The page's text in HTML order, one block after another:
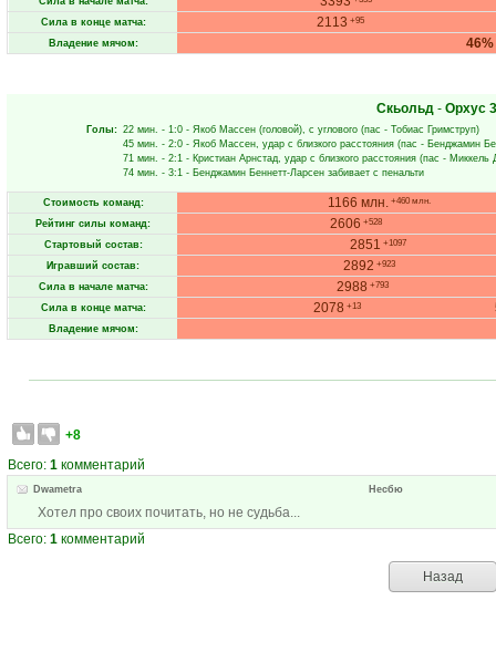
Сила в конце матча: 2113 +95
Владение мячом: 46%
Скьольд - Орхус
Голы: 22 мин. - 1:0 - Якоб Массен (головой), с углового (пас - Тобиас Гримструп)
45 мин. - 2:0 - Якоб Массен, удар с близкого расстояния (пас - Бенджамин
71 мин. - 2:1 - Кристиан Арнстад, удар с близкого расстояния (пас - Миккель
74 мин. - 3:1 - Бенджамин Беннетт-Ларсен забивает с пенальти
Стоимость команд: 1166 млн. +460 млн.
Рейтинг силы команд: 2606 +528
Стартовый состав: 2851 +1097
Игравший состав: 2892 +923
Сила в начале матча: 2988 +793
Сила в конце матча: 2078 +13
Владение мячом:
+8
Всего: 1 комментарий
Dwametra Несбю
Хотел про своих почитать, но не судьба...
Всего: 1 комментарий
Назад